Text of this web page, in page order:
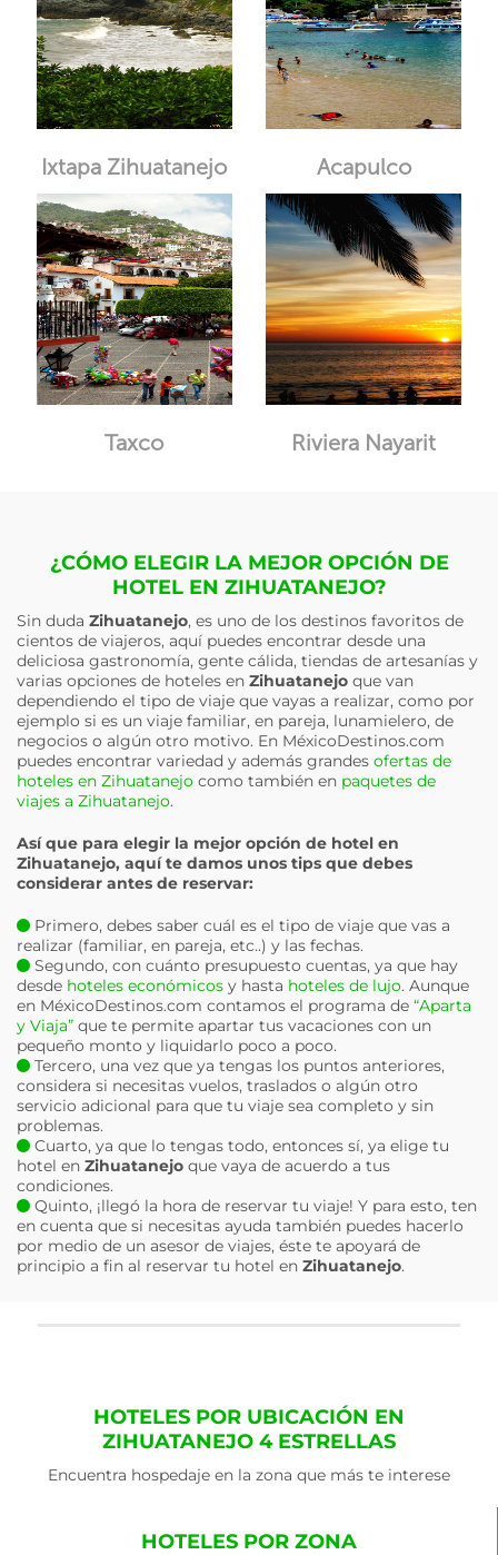
Ixtapa Zihuatanejo Acapulco
Taxco Riviera Nayarit
¿CÓMO ELEGIR LA MEJOR OPCIÓN DE
HOTEL EN ZIHUATANEJO?
Sin duda Zihuatanejo, es uno de los destinos favoritos de
cientos de viajeros, aquí puedes encontrar desde una
deliciosa gastronomía, gente cálida, tiendas de artesanías y
varias opciones de hoteles en Zihuatanejo que van
dependiendo el tipo de viaje que vayas a realizar, como por
ejemplo si es un viaje familiar, en pareja, lunamielero, de
negocios o algún otro motivo. En MéxicoDestinos.com
puedes encontrar variedad y además grandes ofertas de
hoteles en Zihuatanejo como también en paquetes de
viajes a Zihuatanejo.
Así que para elegir la mejor opción de hotel en
Zihuatanejo, aquí te damos unos tips que debes
considerar antes de reservar:
Primero, debes saber cuál es el tipo de viaje que vas a
realizar (familiar, en pareja, etc..) y las fechas.
Segundo, con cuánto presupuesto cuentas, ya que hay
desde hoteles económicos y hasta hoteles de lujo. Aunque
en MéxicoDestinos.com contamos el programa de “Aparta
y Viaja” que te permite apartar tus vacaciones con un
pequeño monto y liquidarlo poco a poco.
Tercero, una vez que ya tengas los puntos anteriores,
considera si necesitas vuelos, traslados o algún otro
servicio adicional para que tu viaje sea completo y sin
problemas.
Cuarto, ya que lo tengas todo, entonces sí, ya elige tu
hotel en Zihuatanejo que vaya de acuerdo a tus
condiciones.
Quinto, ¡llegó la hora de reservar tu viaje! Y para esto, ten
en cuenta que si necesitas ayuda también puedes hacerlo
por medio de un asesor de viajes, éste te apoyará de
principio a fin al reservar tu hotel en Zihuatanejo.
HOTELES POR UBICACIÓN EN
ZIHUATANEJO 4 ESTRELLAS
Encuentra hospedaje en la zona que más te interese
HOTELES POR ZONA